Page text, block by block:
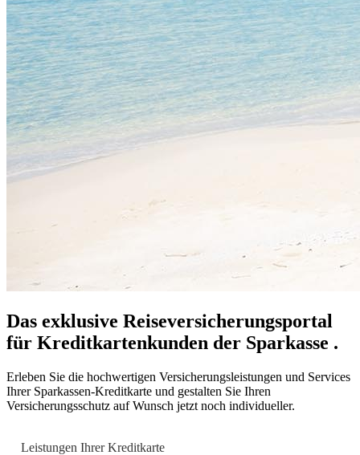
Das exklusive Reiseversicherungsportal
für Kreditkartenkunden der Sparkasse .
Erleben Sie die hochwertigen Versicherungsleistungen und Services
Ihrer Sparkassen-Kreditkarte und gestalten Sie Ihren
Versicherungsschutz auf Wunsch jetzt noch individueller.
Leistungen Ihrer Kreditkarte